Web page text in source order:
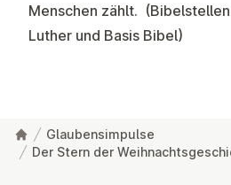
Menschen zählt.
Luther und Basis Bibel)
Glaubensimpulse
Der Stern der